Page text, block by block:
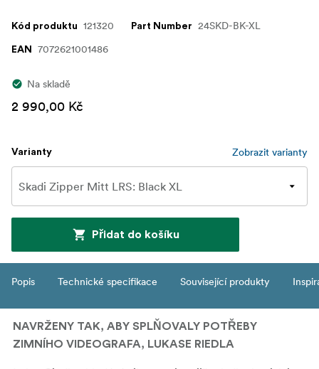
Kód produktu 121320 Part Number 24SKD-BK-XL
EAN 7072621001486
Na skladě
2 990,00 Kč
Varianty Zobrazit varianty
Přidat do košíku
Popis Technické specifikace Související produkty
NAVRŽENY TAK, ABY SPLŇOVALY POTŘEBY
ZIMNÍHO VIDEOGRAFA, LUKASE RIEDLA